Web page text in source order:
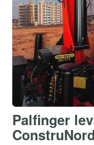
Palfinger